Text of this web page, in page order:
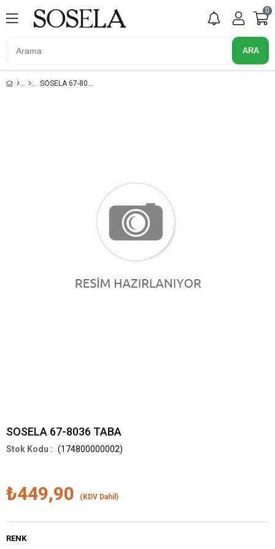
0
SOSELA 67-8036 TABA
SOSELA 67-8036 TABA
(174800000002)
₺449,90 (KDV Dahil)
RENK